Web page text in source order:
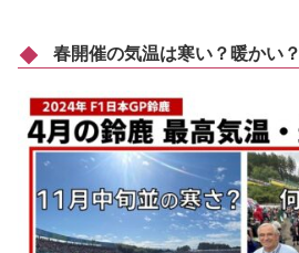
春開催の気温は寒い？暖かい？